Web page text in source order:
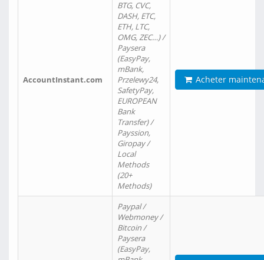
AccountInstant.com
BTG, CVC,
DASH, ETC,
ETH, LTC,
OMG, ZEC…) /
Paysera
(EasyPay,
mBank,
Przelewy24,
SafetyPay,
EUROPEAN
Bank
Transfer) /
Payssion,
Giropay /
Local
Methods
(20+
Methods)
Acheter
Paypal /
Webmoney /
Bitcoin /
Paysera
(EasyPay,